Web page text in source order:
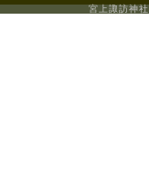
宮上諏訪神社